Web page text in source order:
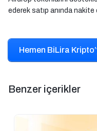
ederek satıp anında
Hemen BiLira
Benzer içerikler